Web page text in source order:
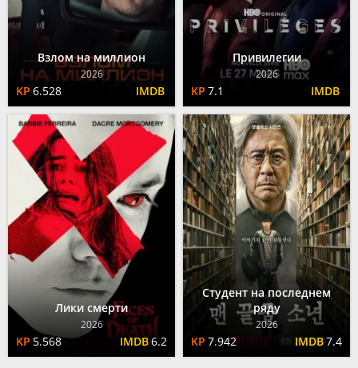
Взлом на миллион
2026
6.528
Привилегии
2026
7.1
Лики смерти
2026
5.568 6.2
Студент на последнем
ряду
2026
7.942 7.4